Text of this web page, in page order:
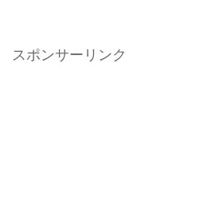
スポンサーリンク